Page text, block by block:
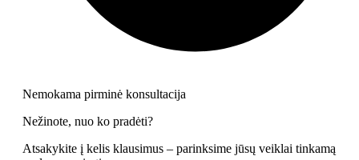
Nemokama pirminė konsultacija
Nežinote, nuo ko pradėti?
Atsakykite į kelis klausimus – parinksime jūsų veiklai tinkamą